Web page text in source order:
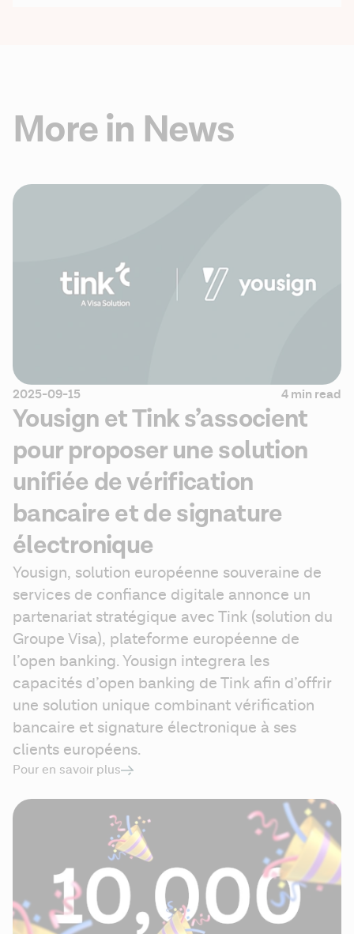
More in News
2025-09-15 4 min read
Yousign et Tink s’associent
pour proposer une solution
unifiée de vérification
bancaire et de signature
électronique
Yousign, solution européenne souveraine de
services de confiance digitale annonce un
partenariat stratégique avec Tink (solution du
Groupe Visa), plateforme européenne de
l’open banking. Yousign integrera les
capacités d’open banking de Tink afin d’offrir
une solution unique combinant vérification
bancaire et signature électronique à ses
clients européens.
Pour en savoir plus